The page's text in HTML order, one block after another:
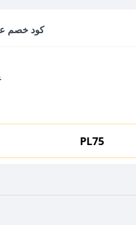
كود خصم
PL75